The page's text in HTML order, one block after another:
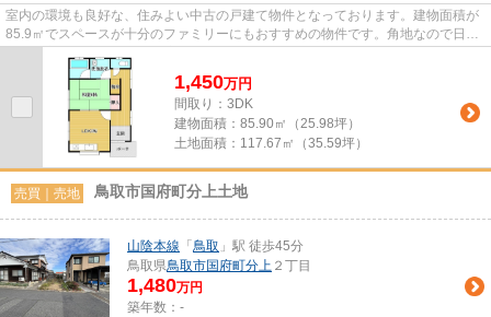
室内の環境も良好な、住みよい中古の戸建て物件となっております。建物面積が
85.9㎡でスペースが十分のファミリーにもおすすめの物件です。角地なので日当
たりも良く健康的な生活に適...
1,450万円
間取り：3DK
建物面積： 85.90㎡（25.98坪）
土地面積： 117.67㎡（35.59坪）
売買｜売地 鳥取市国府町分上土地
山陰本線 「鳥取 」駅 徒歩45分
鳥取県鳥取市国府町分上 ２丁目
1,480万円
築年数：-